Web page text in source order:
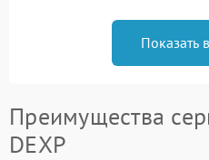
Показать
Преимущества
DEXP